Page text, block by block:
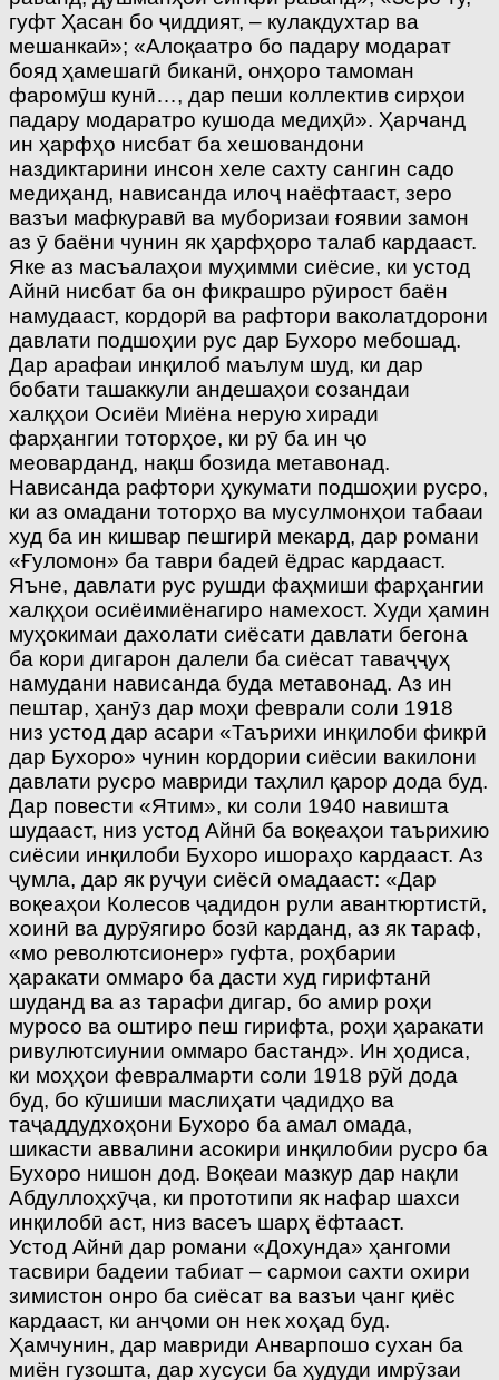
гуфт Ҳасан бо ҷиддият, – кулакдухтар ва
мешанкаӣ»; «Алоқаатро бо падару модарат
бояд ҳамешагӣ биканӣ, онҳоро тамоман
фаромӯш кунӣ…, дар пеши коллектив сирҳои
падару модаратро кушода медиҳӣ». Ҳарчанд
ин ҳарфҳо нисбат ба хешовандони
наздиктарини инсон хеле сахту сангин садо
медиҳанд, нависанда илоҷ наёфтааст, зеро
вазъи мафкуравӣ ва муборизаи ғоявии замон
аз ӯ баёни чунин як ҳарфҳоро талаб кардааст.
Яке аз масъалаҳои муҳимми сиёсие, ки устод
Айнӣ нисбат ба он фикрашро рӯирост баён
намудааст, кордорӣ ва рафтори ваколатдорони
давлати подшоҳии рус дар Бухоро мебошад.
Дар арафаи инқилоб маълум шуд, ки дар
бобати ташаккули андешаҳои созандаи
халқҳои Осиёи Миёна нерую хиради
фарҳангии тоторҳое, ки рӯ ба ин ҷо
меоварданд, нақш бозида метавонад.
Нависанда рафтори ҳукумати подшоҳии русро,
ки аз омадани тоторҳо ва мусулмонҳои табааи
худ ба ин кишвар пешгирӣ мекард, дар романи
«Ғуломон» ба таври бадеӣ ёдрас кардааст.
Яъне, давлати рус рушди фаҳмиши фарҳангии
халқҳои осиёимиёнагиро намехост. Худи ҳамин
муҳокимаи дахолати сиёсати давлати бегона
ба кори дигарон далели ба сиёсат таваҷҷуҳ
намудани нависанда буда метавонад. Аз ин
пештар, ҳанӯз дар моҳи феврали соли 1918
низ устод дар асари «Таърихи инқилоби фикрӣ
дар Бухоро» чунин кордории сиёсии вакилони
давлати русро мавриди таҳлил қарор дода буд.
Дар повести «Ятим», ки соли 1940 навишта
шудааст, низ устод Айнӣ ба воқеаҳои таърихию
сиёсии инқилоби Бухоро ишораҳо кардааст. Аз
ҷумла, дар як руҷуи сиёсӣ омадааст: «Дар
воқеаҳои Колесов ҷадидон рули авантюртистӣ,
хоинӣ ва дурӯягиро бозӣ карданд, аз як тараф,
«мо револютсионер» гуфта, роҳбарии
ҳаракати оммаро ба дасти худ гирифтанӣ
шуданд ва аз тарафи дигар, бо амир роҳи
муросо ва оштиро пеш гирифта, роҳи ҳаракати
ривулютсиунии оммаро бастанд». Ин ҳодиса,
ки моҳҳои феврал­марти соли 1918 рӯй дода
буд, бо кӯшиши маслиҳати ҷадидҳо ва
таҷаддудхоҳони Бухоро ба амал омада,
шикасти аввалини асокири инқилобии русро ба
Бухоро нишон дод. Воқеаи мазкур дар нақли
Абдуллоҳхӯҷа, ки прототипи як нафар шахси
инқилобӣ аст, низ васеъ шарҳ ёфтааст.
Устод Айнӣ дар романи «Дохунда» ҳангоми
тасвири бадеии табиат – сармои сахти охири
зимистон онро ба сиёсат ва вазъи ҷанг қиёс
кардааст, ки анҷоми он нек хоҳад буд.
Ҳамчунин, дар мавриди Анварпошо сухан ба
миён гузошта, дар хусуси ба ҳудуди имрӯзаи